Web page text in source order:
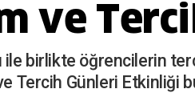
ve
ile birlikte öğrencilerin
Tercih Günleri Etkinliği